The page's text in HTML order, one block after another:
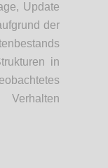
Update
der
in